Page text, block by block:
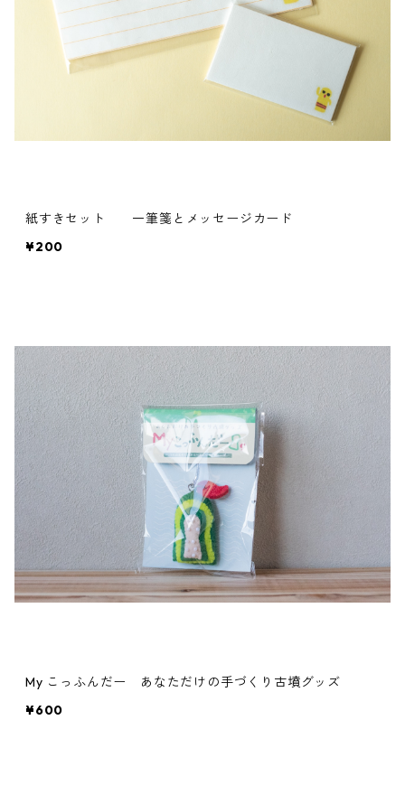
紙すきセット 一筆箋とメッセージカード
¥200
My こっふんだー あなただけの手づくり古墳グッズ
¥600